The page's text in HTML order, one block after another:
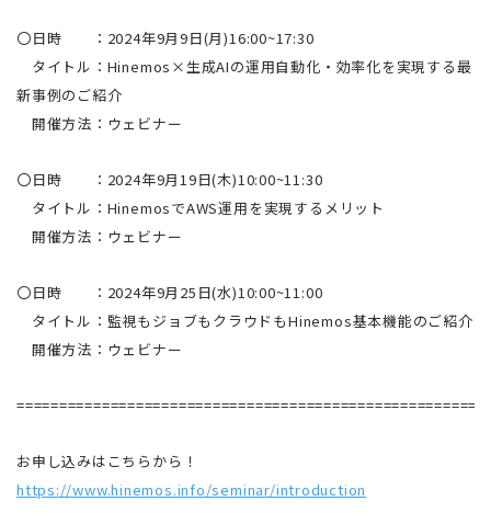
〇日時 ：2024年9月9日(月)16:00~17:30
タイトル：Hinemos×生成AIの運用自動化・効率化を実現する最
新事例のご紹介
開催方法：ウェビナー
〇日時 ：2024年9月19日(木)10:00~11:30
タイトル：HinemosでAWS運用を実現するメリット
開催方法：ウェビナー
〇日時 ：2024年9月25日(水)10:00~11:00
タイトル：監視もジョブもクラウドもHinemos基本機能のご紹介
開催方法：ウェビナー
お申し込みはこちらから！
https://www.hinemos.info/seminar/introduction